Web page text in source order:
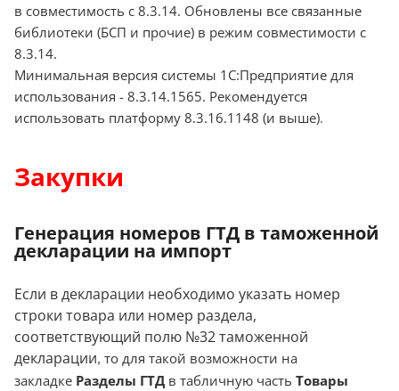
в совместимость с 8.3.14. Обновлены все связанные
библиотеки (БСП и прочие) в режим совместимости с
8.3.14.
Минимальная версия системы 1С:Предприятие для
использования - 8.3.14.1565. Рекомендуется
использовать платформу 8.3.16.1148 (и выше).
Закупки
Генерация номеров ГТД в таможенной
декларации на импорт
Если в декларации необходимо указать номер
строки товара или номер раздела,
соответствующий полю №32 таможенной
декларации, то для такой возможности на
закладке Разделы ГТД в табличную часть Товары